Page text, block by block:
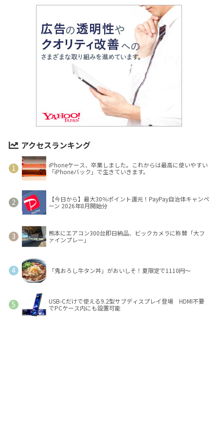
アクセスランキング
iPhoneケース、卒業しました。これからは最高に使いやすい
「iPhoneバック」で生きていきます。
【今日から】最大30％ポイント還元！PayPay自治体キャンペ
ーン 2026年8月開始分
熊本にエアコン300台即日納品、ビックカメラに称賛「大フ
ァインプレー」
「鬼おろし牛タン丼」がおいしそ！夏限定で1110円～
USB-Cだけで使える9.2型サブディスプレイ登場 HDMI不要
でPCケース内にも設置可能